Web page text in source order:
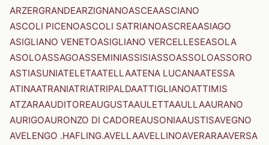
ARZERGRANDEARZIGNANOASCEAASCIANO
ASCOLI PICENOASCOLI SATRIANOASCREAASIAGO
ASIGLIANO VENETOASIGLIANO VERCELLESEASOLA
ASOLOASSAGOASSEMINIASSISIASSOASSOLOASSORO
ASTIASUNIATELETAATELLAATENA LUCANAATESSA
ATINAATRANIATRIATRIPALDAATTIGLIANOATTIMIS
ATZARAAUDITOREAUGUSTAAULETTAAULLAAURANO
AURIGOAURONZO DI CADOREAUSONIAAUSTISAVEGNO
AVELENGO .HAFLING.AVELLAAVELLINOAVERARAAVERSA